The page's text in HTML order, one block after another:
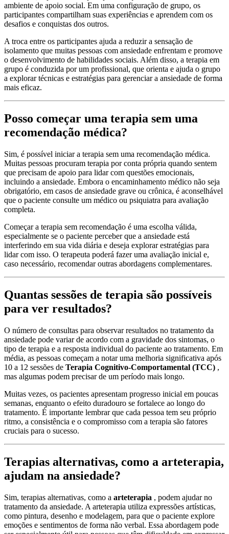
ambiente de apoio social. Em uma configuração de grupo, os
participantes compartilham suas experiências e aprendem com os
desafios e conquistas dos outros.
A troca entre os participantes ajuda a reduzir a sensação de
isolamento que muitas pessoas com ansiedade enfrentam e promove
o desenvolvimento de habilidades sociais. Além disso, a terapia em
grupo é conduzida por um profissional, que orienta e ajuda o grupo
a explorar técnicas e estratégias para gerenciar a ansiedade de forma
mais eficaz.
Posso começar uma terapia sem uma
recomendação médica?
Sim, é possível iniciar a terapia sem uma recomendação médica.
Muitas pessoas procuram terapia por conta própria quando sentem
que precisam de apoio para lidar com questões emocionais,
incluindo a ansiedade. Embora o encaminhamento médico não seja
obrigatório, em casos de ansiedade grave ou crônica, é aconselhável
que o paciente consulte um médico ou psiquiatra para avaliação
completa.
Começar a terapia sem recomendação é uma escolha válida,
especialmente se o paciente perceber que a ansiedade está
interferindo em sua vida diária e deseja explorar estratégias para
lidar com isso. O terapeuta poderá fazer uma avaliação inicial e,
caso necessário, recomendar outras abordagens complementares.
Quantas sessões de terapia são possíveis
para ver resultados?
O número de consultas para observar resultados no tratamento da
ansiedade pode variar de acordo com a gravidade dos sintomas, o
tipo de terapia e a resposta individual do paciente ao tratamento. Em
média, as pessoas começam a notar uma melhoria significativa após
10 a 12 sessões de Terapia Cognitivo-Comportamental (TCC) ,
mas algumas podem precisar de um período mais longo.
Muitas vezes, os pacientes apresentam progresso inicial em poucas
semanas, enquanto o efeito duradouro se fortalece ao longo do
tratamento. É importante lembrar que cada pessoa tem seu próprio
ritmo, a consistência e o compromisso com a terapia são fatores
cruciais para o sucesso.
Terapias alternativas, como a arteterapia,
ajudam na ansiedade?
Sim, terapias alternativas, como a arteterapia , podem ajudar no
tratamento da ansiedade. A arteterapia utiliza expressões artísticas,
como pintura, desenho e modelagem, para que o paciente explore
emoções e sentimentos de forma não verbal. Essa abordagem pode